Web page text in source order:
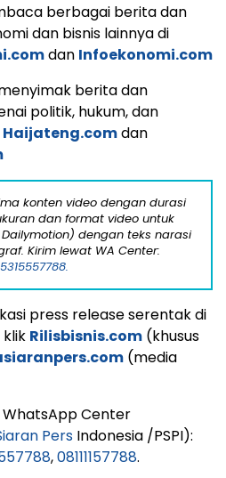
berbagai berita dan
dan bisnis lainnya di
dan Infoekonomi.com
berita dan
politik, hukum, dan
Haijateng.comdan
konten video dengan durasi
dan format video untuk
dengan teks narasi
Kirim lewat WA Center:
press release serentak di
Rilisbisnis.com (khusus
(media
WhatsApp Center
Pers Indonesia /PSPI):
,08111157788.